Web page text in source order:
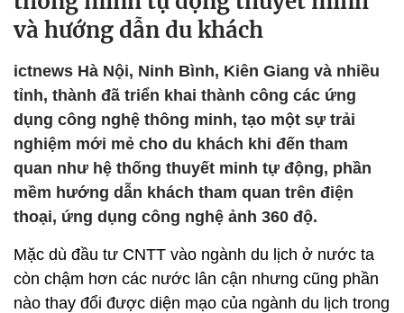
và hướng dẫn du khách
ictnews Hà Nội, Ninh Bình, Kiên Giang và nhiều
tỉnh, thành đã triển khai thành công các ứng
dụng công nghệ thông minh, tạo một sự trải
nghiệm mới mẻ cho du khách khi đến tham
quan như hệ thống thuyết minh tự động, phần
mềm hướng dẫn khách tham quan trên điện
thoại, ứng dụng công nghệ ảnh 360 độ.
Mặc dù đầu tư CNTT vào ngành du lịch ở nước ta
còn chậm hơn các nước lân cận nhưng cũng phần
nào thay đổi được diện mạo của ngành du lịch trong